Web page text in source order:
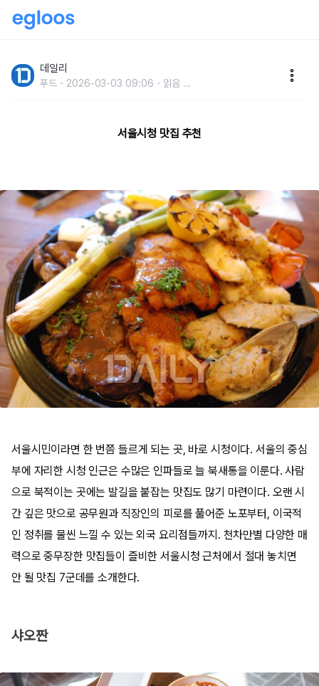
데일리
푸드 2026-03-03 09:06 읽음 ...
서울시청 맛집 추천
서울시민이라면 한 번쯤 들르게 되는 곳, 바로 시청이다. 서울의 중심
부에 자리한 시청 인근은 수많은 인파들로 늘 북새통을 이룬다. 사람
으로 북적이는 곳에는 발길을 붙잡는 맛집도 많기 마련이다. 오랜 시
간 깊은 맛으로 공무원과 직장인의 피로를 풀어준 노포부터, 이국적
인 정취를 물씬 느낄 수 있는 외국 요리점들까지. 천차만별 다양한 매
력으로 중무장한 맛집들이 즐비한 서울시청 근처에서 절대 놓치면
안 될 맛집 7군데를 소개한다.
샤오짠